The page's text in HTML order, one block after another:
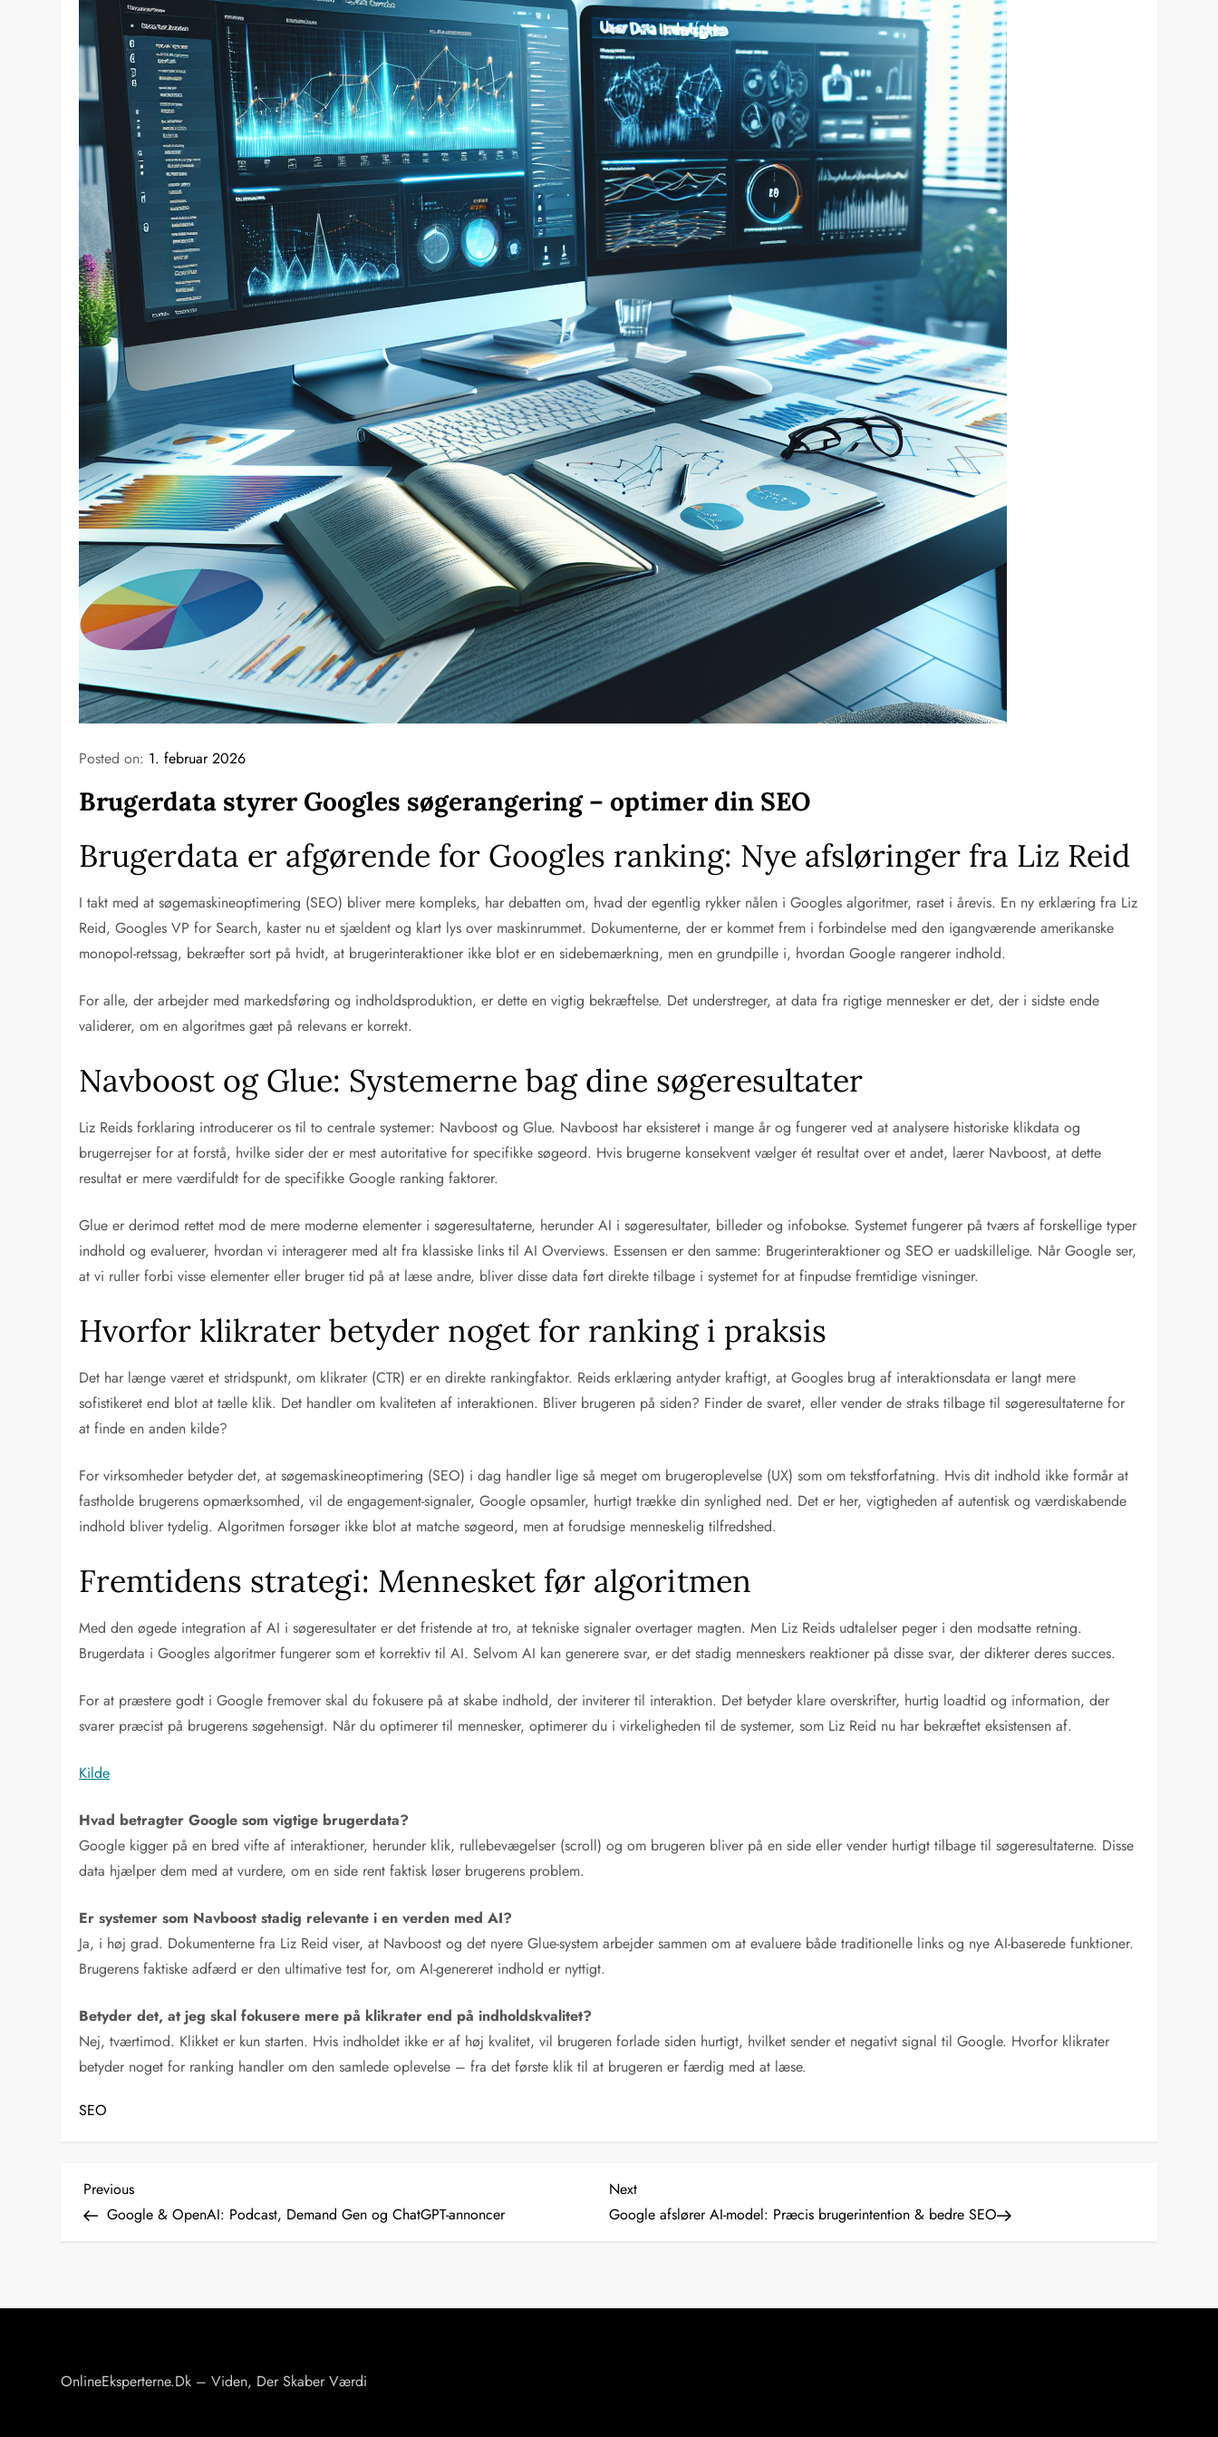
Posted on: 1. februar 2026
Brugerdata styrer Googles søgerangering – optimer din SEO
Brugerdata er afgørende for Googles ranking: Nye afsløringer fra Liz Reid
I takt med at søgemaskineoptimering (SEO) bliver mere kompleks, har debatten om, hvad der egentlig rykker nålen i Googles algoritmer, raset i årevis. En ny erklæring fra Liz
Reid, Googles VP for Search, kaster nu et sjældent og klart lys over maskinrummet. Dokumenterne, der er kommet frem i forbindelse med den igangværende amerikanske
monopol-retssag, bekræfter sort på hvidt, at brugerinteraktioner ikke blot er en sidebemærkning, men en grundpille i, hvordan Google rangerer indhold.
For alle, der arbejder med markedsføring og indholdsproduktion, er dette en vigtig bekræftelse. Det understreger, at data fra rigtige mennesker er det, der i sidste ende
validerer, om en algoritmes gæt på relevans er korrekt.
Navboost og Glue: Systemerne bag dine søgeresultater
Liz Reids forklaring introducerer os til to centrale systemer: Navboost og Glue. Navboost har eksisteret i mange år og fungerer ved at analysere historiske klikdata og
brugerrejser for at forstå, hvilke sider der er mest autoritative for specifikke søgeord. Hvis brugerne konsekvent vælger ét resultat over et andet, lærer Navboost, at dette
resultat er mere værdifuldt for de specifikke Google ranking faktorer.
Glue er derimod rettet mod de mere moderne elementer i søgeresultaterne, herunder AI i søgeresultater, billeder og infobokse. Systemet fungerer på tværs af forskellige typer
indhold og evaluerer, hvordan vi interagerer med alt fra klassiske links til AI Overviews. Essensen er den samme: Brugerinteraktioner og SEO er uadskillelige. Når Google ser,
at vi ruller forbi visse elementer eller bruger tid på at læse andre, bliver disse data ført direkte tilbage i systemet for at finpudse fremtidige visninger.
Hvorfor klikrater betyder noget for ranking i praksis
Det har længe været et stridspunkt, om klikrater (CTR) er en direkte rankingfaktor. Reids erklæring antyder kraftigt, at Googles brug af interaktionsdata er langt mere
sofistikeret end blot at tælle klik. Det handler om kvaliteten af interaktionen. Bliver brugeren på siden? Finder de svaret, eller vender de straks tilbage til søgeresultaterne for
at finde en anden kilde?
For virksomheder betyder det, at søgemaskineoptimering (SEO) i dag handler lige så meget om brugeroplevelse (UX) som om tekstforfatning. Hvis dit indhold ikke formår at
fastholde brugerens opmærksomhed, vil de engagement-signaler, Google opsamler, hurtigt trække din synlighed ned. Det er her, vigtigheden af autentisk og værdiskabende
indhold bliver tydelig. Algoritmen forsøger ikke blot at matche søgeord, men at forudsige menneskelig tilfredshed.
Fremtidens strategi: Mennesket før algoritmen
Med den øgede integration af AI i søgeresultater er det fristende at tro, at tekniske signaler overtager magten. Men Liz Reids udtalelser peger i den modsatte retning.
Brugerdata i Googles algoritmer fungerer som et korrektiv til AI. Selvom AI kan generere svar, er det stadig menneskers reaktioner på disse svar, der dikterer deres succes.
For at præstere godt i Google fremover skal du fokusere på at skabe indhold, der inviterer til interaktion. Det betyder klare overskrifter, hurtig loadtid og information, der
svarer præcist på brugerens søgehensigt. Når du optimerer til mennesker, optimerer du i virkeligheden til de systemer, som Liz Reid nu har bekræftet eksistensen af.
Kilde
Hvad betragter Google som vigtige brugerdata?
Google kigger på en bred vifte af interaktioner, herunder klik, rullebevægelser (scroll) og om brugeren bliver på en side eller vender hurtigt tilbage til søgeresultaterne. Disse
data hjælper dem med at vurdere, om en side rent faktisk løser brugerens problem.
Er systemer som Navboost stadig relevante i en verden med AI?
Ja, i høj grad. Dokumenterne fra Liz Reid viser, at Navboost og det nyere Glue-system arbejder sammen om at evaluere både traditionelle links og nye AI-baserede funktioner.
Brugerens faktiske adfærd er den ultimative test for, om AI-genereret indhold er nyttigt.
Betyder det, at jeg skal fokusere mere på klikrater end på indholdskvalitet?
Nej, tværtimod. Klikket er kun starten. Hvis indholdet ikke er af høj kvalitet, vil brugeren forlade siden hurtigt, hvilket sender et negativt signal til Google. Hvorfor klikrater
betyder noget for ranking handler om den samlede oplevelse – fra det første klik til at brugeren er færdig med at læse.
SEO
I
l
g
Previous
Post
Previous
Google & OpenAI: Podcast, Demand Gen og ChatGPT-annoncer
Next
Post
Next
Google afslører AI-model: Præcis brugerintention & bedre SEO
OnlineEksperterne.dk – Viden, Der Skaber Værdi